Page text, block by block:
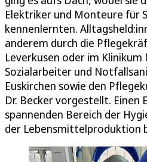
Elektriker und Monteure für
kennenlernten.
anderem durch die
Leverkusen oder im Klinikum
Sozialarbeiter und
Euskirchen sowie den
Dr. Becker vorgestellt. Einen
spannenden Bereich der
der Lebensmittelproduktion